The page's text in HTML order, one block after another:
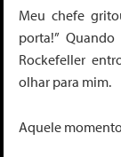
Meu chefe
porta!”
Rockefeller
olhar para mim.
Aquele